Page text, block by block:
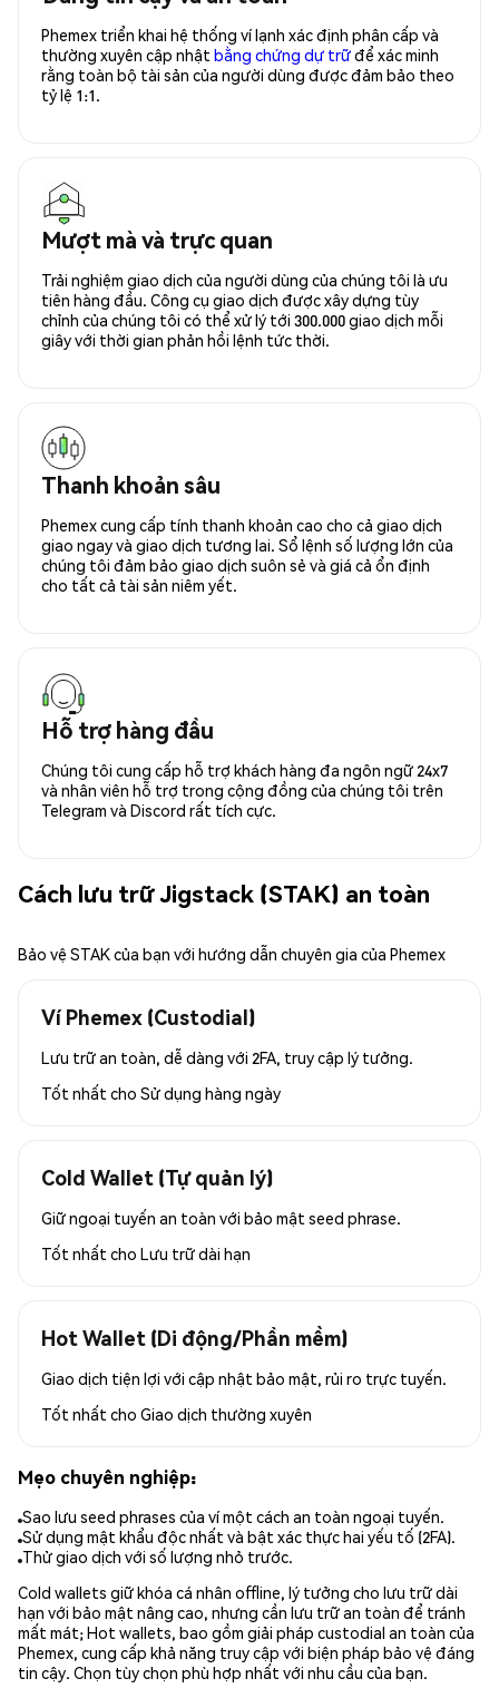
Phemex triển khai hệ thống ví lạnh xác định phân cấp và
thường xuyên cập nhật bằng chứng dự trữđể xác minh
rằng toàn bộ tài sản của người dùng được đảm bảo theo
tỷ lệ 1:1.
Mượt mà và trực quan
Trải nghiệm giao dịch của người dùng của chúng tôi là ưu
tiên hàng đầu. Công cụ giao dịch được xây dựng tùy
chỉnh của chúng tôi có thể xử lý tới 300.000 giao dịch mỗi
giây với thời gian phản hồi lệnh tức thời.
Thanh khoản sâu
Phemex cung cấp tính thanh khoản cao cho cả giao dịch
giao ngay và giao dịch tương lai. Sổ lệnh số lượng lớn của
chúng tôi đảm bảo giao dịch suôn sẻ và giá cả ổn định
cho tất cả tài sản niêm yết.
Hỗ trợ hàng đầu
Chúng tôi cung cấp hỗ trợ khách hàng đa ngôn ngữ 24x7
và nhân viên hỗ trợ trong cộng đồng của chúng tôi trên
Telegram và Discord rất tích cực.
Cách lưu trữ Jigstack (STAK) an toàn
Bảo vệ STAK của bạn với hướng dẫn chuyên gia của Phemex
Ví Phemex (Custodial)
Lưu trữ an toàn, dễ dàng với 2FA, truy cập lý tưởng.
Tốt nhất cho Sử dụng hàng ngày
Cold Wallet (Tự quản lý)
Giữ ngoại tuyến an toàn với bảo mật seed phrase.
Tốt nhất cho Lưu trữ dài hạn
Hot Wallet (Di động/Phần mềm)
Giao dịch tiện lợi với cập nhật bảo mật, rủi ro trực tuyến.
Tốt nhất cho Giao dịch thường xuyên
Mẹo chuyên nghiệp:
Sao lưu seed phrases của ví một cách an toàn ngoại tuyến.
Sử dụng mật khẩu độc nhất và bật xác thực hai yếu tố (2FA).
Thử giao dịch với số lượng nhỏ trước.
Cold wallets giữ khóa cá nhân offline, lý tưởng cho lưu trữ dài
hạn với bảo mật nâng cao, nhưng cần lưu trữ an toàn để tránh
mất mát; Hot wallets, bao gồm giải pháp custodial an toàn của
Phemex, cung cấp khả năng truy cập với biện pháp bảo vệ đáng
tin cậy. Chọn tùy chọn phù hợp nhất với nhu cầu của bạn.